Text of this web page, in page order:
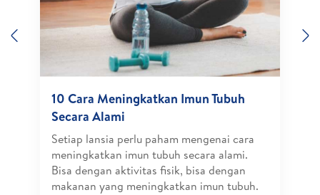
10 Cara Meningkatkan Imun Tubuh
Secara Alami
Setiap lansia perlu paham mengenai cara
meningkatkan imun tubuh secara alami.
Bisa dengan aktivitas fisik, bisa dengan
makanan yang meningkatkan imun tubuh.